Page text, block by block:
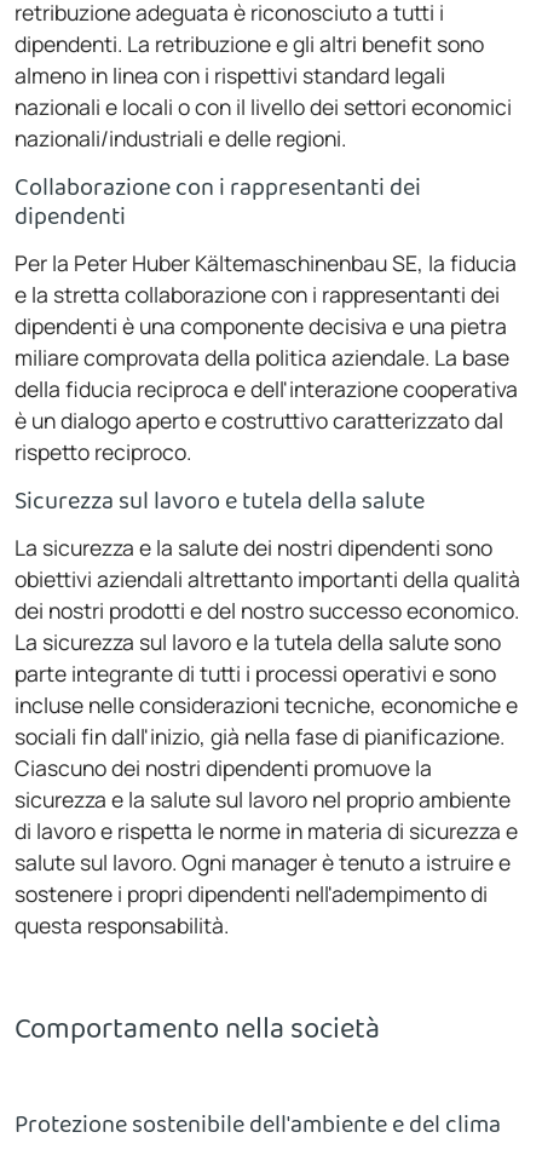
retribuzione adeguata è riconosciuto a tutti i
dipendenti. La retribuzione e gli altri benefit sono
almeno in linea con i rispettivi standard legali
nazionali e locali o con il livello dei settori economici
nazionali/industriali e delle regioni.
Collaborazione con i rappresentanti dei
dipendenti
Per la Peter Huber Kältemaschinenbau SE, la fiducia
e la stretta collaborazione con i rappresentanti dei
dipendenti è una componente decisiva e una pietra
miliare comprovata della politica aziendale. La base
della fiducia reciproca e dell'interazione cooperativa
è un dialogo aperto e costruttivo caratterizzato dal
rispetto reciproco.
Sicurezza sul lavoro e tutela della salute
La sicurezza e la salute dei nostri dipendenti sono
obiettivi aziendali altrettanto importanti della qualità
dei nostri prodotti e del nostro successo economico.
La sicurezza sul lavoro e la tutela della salute sono
parte integrante di tutti i processi operativi e sono
incluse nelle considerazioni tecniche, economiche e
sociali fin dall'inizio, già nella fase di pianificazione.
Ciascuno dei nostri dipendenti promuove la
sicurezza e la salute sul lavoro nel proprio ambiente
di lavoro e rispetta le norme in materia di sicurezza e
salute sul lavoro. Ogni manager è tenuto a istruire e
sostenere i propri dipendenti nell'adempimento di
questa responsabilità.
Comportamento nella società
Protezione sostenibile dell'ambiente e del clima